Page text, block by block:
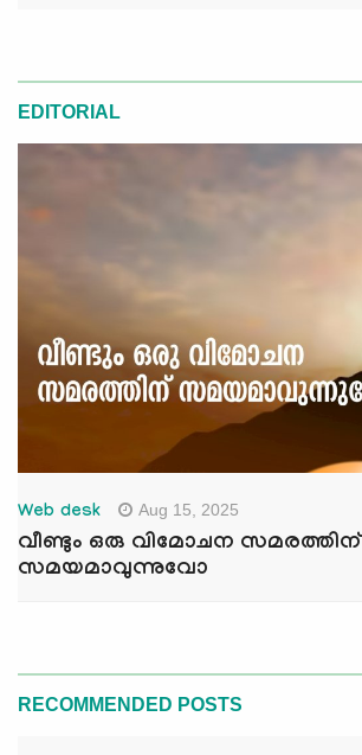
EDITORIAL
Web desk Aug 15, 2025
വീണ്ടും ഒരു വിമോചന സമരത്തിന്
സമയമാവുന്നുവോ
RECOMMENDED POSTS